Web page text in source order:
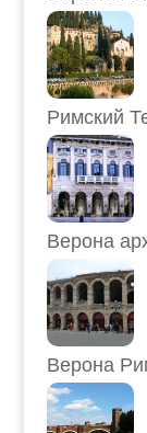
Римский
Верона
Верона